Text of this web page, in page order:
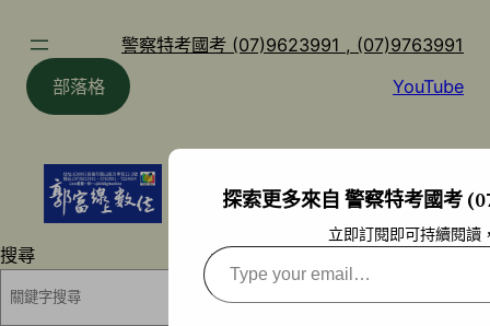
警察特考國考 (07)9623991 , (07)9763991
部落格
YouTube
搜尋
搜尋
探索更多來自 警察特考國考
立即訂閱即可持續閱讀
Type
your